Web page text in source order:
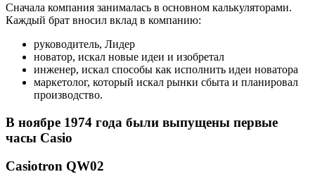
Сначала компания занималась в основном калькуляторами.
Каждый брат вносил вклад в компанию:
руководитель, Лидер
новатор, искал новые идеи и изобретал
инженер, искал способы как исполнить идеи новатора
маркетолог, который искал рынки сбыта и планировал
производство.
В ноябре 1974 года были выпущены первые
часы Casio
Casiotron QW02